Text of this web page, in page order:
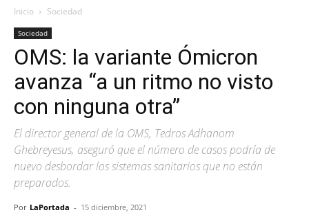
Portada
Inicio Sociedad
Sociedad
OMS: la variante Ómicron
avanza “a un ritmo no visto
con ninguna otra”
El director general de la OMS, Tedros Adhanom
Ghebreyesus, aseguró que el número de casos podría de
nuevo desbordar los sistemas sanitarios que no están
preparados.
Por LaPortada - 15 diciembre, 2021